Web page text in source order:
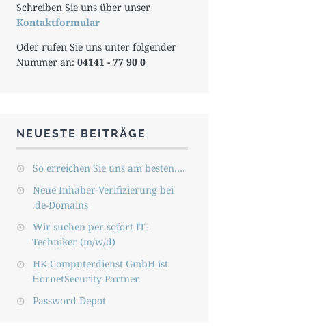
Schreiben Sie uns über unser
Kontaktformular
Oder rufen Sie uns unter folgender
Nummer an: 04141 - 77 90 0
NEUESTE BEITRÄGE
So erreichen Sie uns am besten….
Neue Inhaber-Verifizierung bei
.de-Domains
Wir suchen per sofort IT-
Techniker (m/w/d)
HK Computerdienst GmbH ist
HornetSecurity Partner.
Password Depot